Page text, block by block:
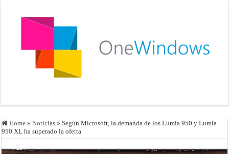
Home » Noticias » Según Microsoft, la demanda de los Lumia 950 y Lumia
950 XL ha superado la oferta